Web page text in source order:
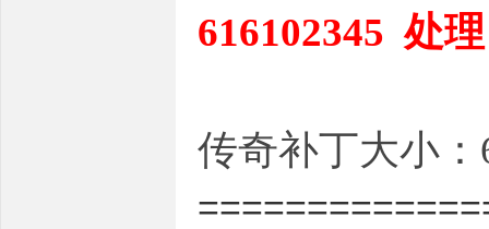
616102345 处理
传奇补丁大小：